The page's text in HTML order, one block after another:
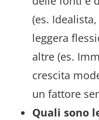
(es.
leggera
altre (es.
crescita
un fattore
Quali sono